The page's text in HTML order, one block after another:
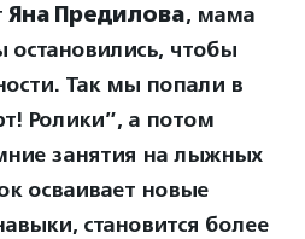
Яна Предилова, мама
чтобы
Так мы попали в
Ролики”, а потом
занятия на лыжных
осваивает новые
становится более